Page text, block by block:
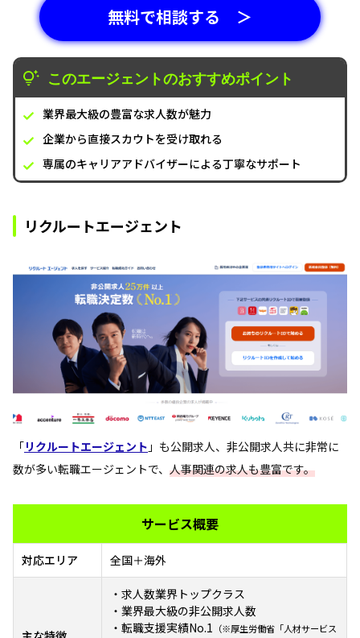
無料で相談する ＞
このエージェントのおすすめポイント
業界最大級の豊富な求人数が魅力
企業から直接スカウトを受け取れる
専属のキャリアアドバイザーによる丁寧なサポート
リクルートエージェント
「リクルートエージェント 」も公開求人、非公開求人共に非常に
数が多い転職エージェントで、 人事関連の求人も豊富です。
サービス概要
対応エリア 全国＋海外
・求人数業界トップクラス
・業界最大級の非公開求人数
・転職支援実績No.1 （※厚生労働省「人材サービス